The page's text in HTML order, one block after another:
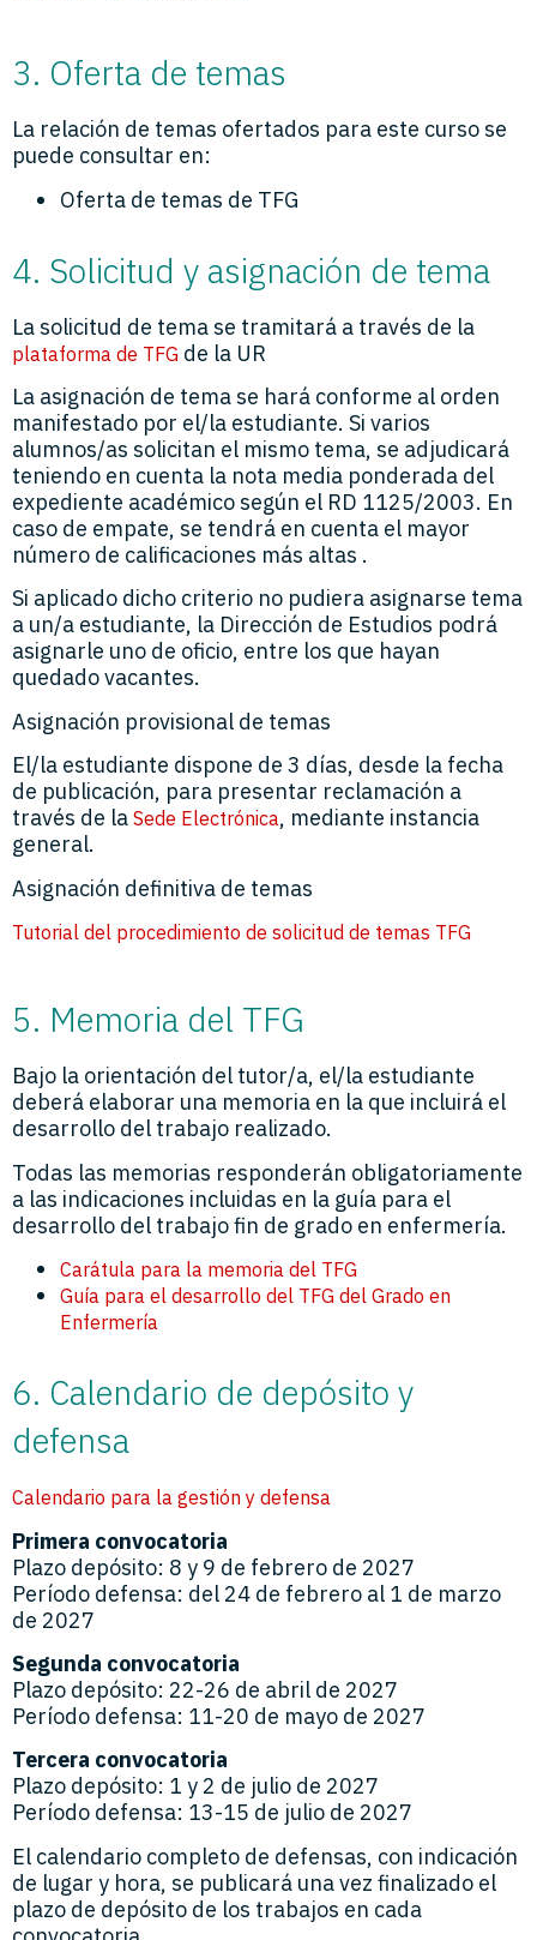
3. Oferta de temas
La relación de temas ofertados para este curso se
puede consultar en:
Oferta de temas de TFG
4. Solicitud y asignación de tema
La solicitud de tema se tramitará a través de la
plataforma de TFG de la UR
La asignación de tema se hará conforme al orden
manifestado por el/la estudiante. Si varios
alumnos/as solicitan el mismo tema, se adjudicará
teniendo en cuenta la nota media ponderada del
expediente académico según el RD 1125/2003. En
caso de empate, se tendrá en cuenta el mayor
número de calificaciones más altas .
Si aplicado dicho criterio no pudiera asignarse tema
a un/a estudiante, la Dirección de Estudios podrá
asignarle uno de oficio, entre los que hayan
quedado vacantes.
Asignación provisional de temas
El/la estudiante dispone de 3 días, desde la fecha
de publicación, para presentar reclamación a
través de la Sede Electrónica, mediante instancia
general.
Asignación definitiva de temas
Tutorial del procedimiento de solicitud de temas TFG
5. Memoria del TFG
Bajo la orientación del tutor/a, el/la estudiante
deberá elaborar una memoria en la que incluirá el
desarrollo del trabajo realizado.
Todas las memorias responderán obligatoriamente
a las indicaciones incluidas en la guía para el
desarrollo del trabajo fin de grado en enfermería.
Carátula para la memoria del TFG
Guía para el desarrollo del TFG del Grado en
Enfermería
6. Calendario de depósito y
defensa
Calendario para la gestión y defensa
Primera convocatoria
Plazo depósito: 8 y 9 de febrero de 2027
Período defensa: del 24 de febrero al 1 de marzo
de 2027
Segunda convocatoria
Plazo depósito: 22-26 de abril de 2027
Período defensa: 11-20 de mayo de 2027
Tercera convocatoria
Plazo depósito: 1 y 2 de julio de 2027
Período defensa: 13-15 de julio de 2027
El calendario completo de defensas, con indicación
de lugar y hora, se publicará una vez finalizado el
plazo de depósito de los trabajos en cada